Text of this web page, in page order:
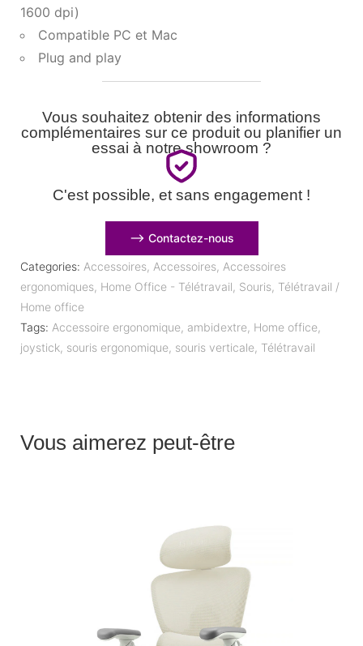
1600 dpi)
Compatible PC et Mac
Plug and play
Vous souhaitez obtenir des informations
complémentaires sur ce produit ou planifier un
essai à notre showroom ?
C'est possible, et sans engagement !
⟶ Contactez-nous
Categories: Accessoires, Accessoires, Accessoires
ergonomiques, Home Office - Télétravail, Souris, Télétravail /
Home office
Tags: Accessoire ergonomique, ambidextre, Home office,
joystick, souris ergonomique, souris verticale, Télétravail
Vous aimerez peut-être